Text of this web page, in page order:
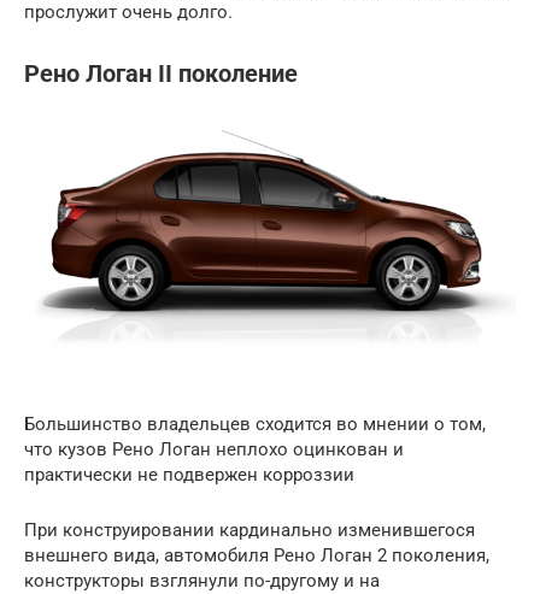
прослужит очень долго.
Рено Логан II поколение
Большинство владельцев сходится во мнении о том,
что кузов Рено Логан неплохо оцинкован и
практически не подвержен корроззии
При конструировании кардинально изменившегося
внешнего вида, автомобиля Рено Логан 2 поколения,
конструкторы взглянули по-другому и на